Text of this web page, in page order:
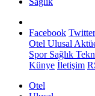
Facebook Twitter
Otel Ulusal
SporSağlık
Künye İletişim
Otel